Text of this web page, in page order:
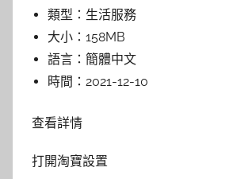
類型： 生活服務
大小： 158MB
語言： 簡體中文
時間： 2021-12-10
查看詳情
打開淘寶設置